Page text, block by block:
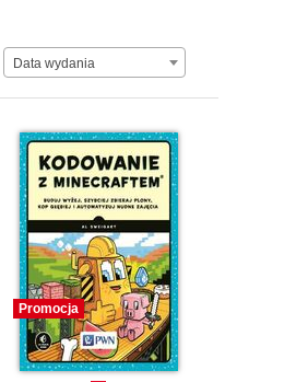
Data wydania
Data wydania
Promocja